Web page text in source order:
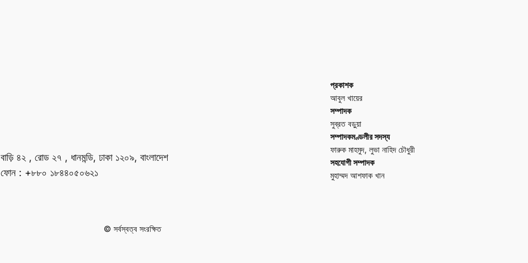
বাড়ি ৪২ , রোড ২৭ , ধানমন্ডি, ঢাকা ১২০৯, বাংলাদেশ
ফোন : +৮৮০ ১৮৪৪০৫০৬২১
প্রকাশক
আবুল খায়ের
সম্পাদক
সুব্রত বড়ুয়া
সম্পাদকমণ্ডলীর সদস্য
ফারুক মাহমুদ, লুভা নাহিদ চৌধুরী
সহযোগী সম্পাদক
মুহাম্মদ আশফাক খান
© সর্বস্বত্ব সংরক্ষিত